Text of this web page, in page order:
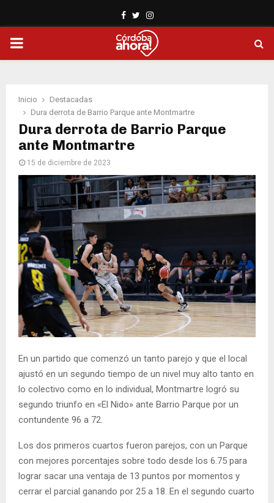
Facebook
TwitterInstagram
PRIMARY
Inicio
Destacadas
Dura derrota de Barrio Parque ante Montmartre
Dura derrota de Barrio Parque
ante Montmartre
15 de diciembre de 2023
En un partido que comenzó un tanto parejo y que el local
ajustó en un segundo tiempo de un nivel muy alto tanto en
lo colectivo como en lo individual, Montmartre logró su
segundo triunfo en «El Nido» ante Barrio Parque por un
contundente 96 a 72.
Los dos primeros cuartos fueron parejos, con un Parque
con mejores porcentajes sobre todo desde los 6.75 para
lograr sacar una ventaja de 13 puntos por momentos y
cerrar el parcial ganando por 25 a 18. En el segundo cuarto